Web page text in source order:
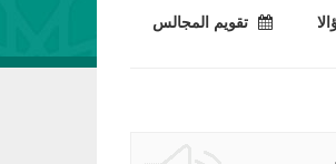
تقويم المجالس